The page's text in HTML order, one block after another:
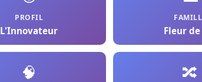
PROFIL
L'Innovateur Fleur
🧠 🔀